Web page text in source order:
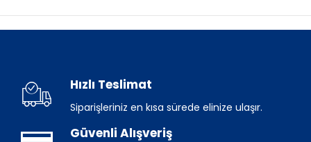
Hızlı Teslimat
Siparişleriniz en kısa sürede elinize ulaşır.
Güvenli Alışveriş